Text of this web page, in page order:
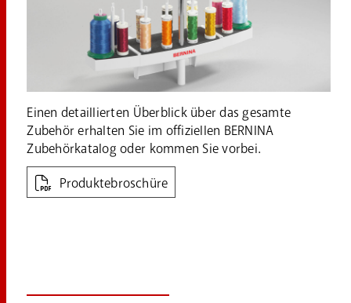
Einen detaillierten Überblick über das gesamte
Zubehör erhalten Sie im offiziellen BERNINA
Zubehörkatalog oder kommen Sie vorbei.
Produktebroschüre